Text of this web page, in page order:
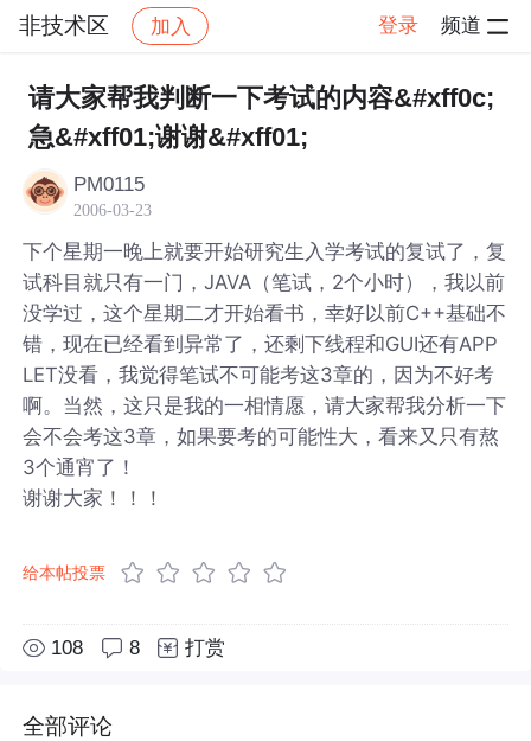
非技术区 加入 登录 频道
社区 非技术区 帖子详情
请大家帮我判断一下考试的内容&#xff0c;
急&#xff01;谢谢&#xff01;
PM0115
2006-03-23
下个星期一晚上就要开始研究生入学考试的复试了，复
试科目就只有一门，JAVA（笔试，2个小时），我以前
没学过，这个星期二才开始看书，幸好以前C++基础不
错，现在已经看到异常了，还剩下线程和GUI还有APP
LET没看，我觉得笔试不可能考这3章的，因为不好考
啊。当然，这只是我的一相情愿，请大家帮我分析一下
会不会考这3章，如果要考的可能性大，看来又只有熬
3个通宵了！
谢谢大家！！！
给本帖投票
108 8 打赏
全部评论